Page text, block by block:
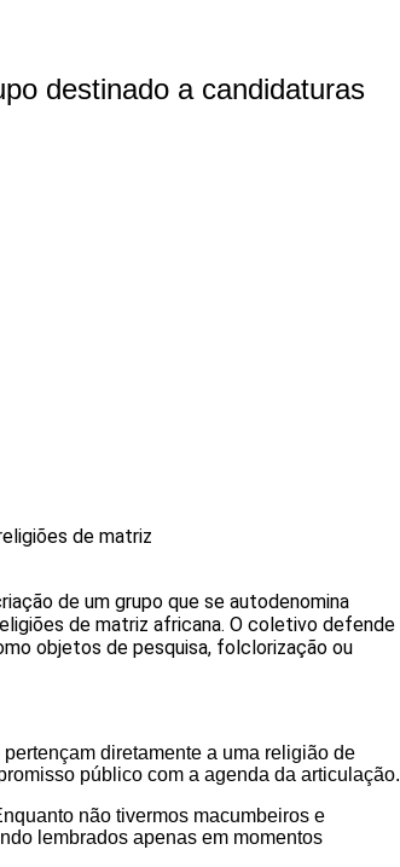
destinado a candidaturas
de matriz
de um grupo que se autodenomina
de matriz africana. O coletivo defende
objetos de pesquisa, folclorização ou
diretamente a uma religião de
público com a agenda da articulação.
não tivermos macumbeiros e
lembrados apenas em momentos